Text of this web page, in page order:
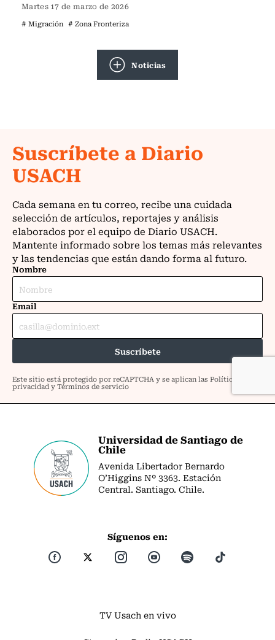
Martes 17 de marzo de 2026
# Migración # Zona Fronteriza
Noticias
Universidad de Santiago de
Chile
Avenida Libertador Bernardo
O’Higgins Nº 3363. Estación
Central. Santiago. Chile.
Síguenos en:
TV Usach en vivo